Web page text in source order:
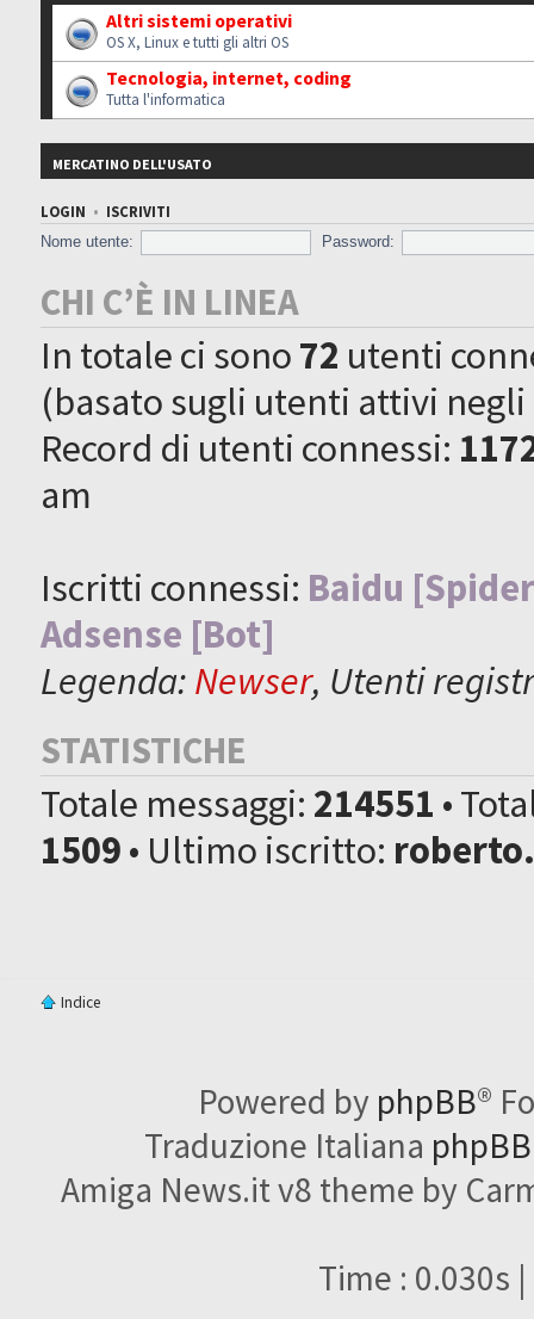
Altri sistemi operativi
OS X, Linux e tutti gli altri OS
Tecnologia, internet, coding
Tutta l'informatica
MERCATINO DELL'USATO
LOGIN • ISCRIVITI
Nome utente:
Password:
CHI C’È IN LINEA
In totale ci sono72 utenti
(basato sugli utenti attivi
Record di utenti connessi:
am
Iscritti connessi: Baidu
Adsense [Bot]
Legenda:Newser, Utenti
STATISTICHE
Totale messaggi: 214551 •
1509• Ultimo iscritto:
Indice
Powered by phpBB®
Traduzione Italiana
Amiga News.it v8 theme by
Time : 0.030s